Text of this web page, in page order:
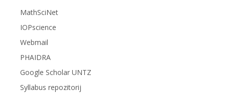
MathSciNet
IOPscience
Webmail
PHAIDRA
Google Scholar UNTZ
Syllabus repozitorij